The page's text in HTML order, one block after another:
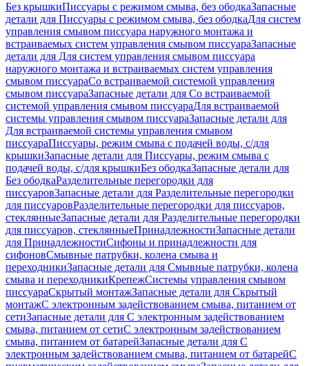
Без крышкиПиссуары с режимом смыва, без ободкаЗапасные
детали для Писсуары с режимом смыва, без ободкаДля систем
управления смывом писсуара наружного монтажа и
встраиваемых систем управления смывом писсуараЗапасные
детали для Для систем управления смывом писсуара
наружного монтажа и встраиваемых систем управления
смывом писсуараСо встраиваемой системой управления
смывом писсуараЗапасные детали для Со встраиваемой
системой управления смывом писсуараДля встраиваемой
системы управления смывом писсуараЗапасные детали для
Для встраиваемой системы управления смывом
писсуараПиссуары, режим смыва с подачей воды, с/для
крышкиЗапасные детали для Писсуары, режим смыва с
подачей воды, с/для крышкиБез ободкаЗапасные детали для
Без ободкаРазделительные перегородки для
писсуаровЗапасные детали для Разделительные перегородки
для писсуаровРазделительные перегородки для писсуаров,
стеклянныеЗапасные детали для Разделительные перегородки
для писсуаров, стеклянныеПринадлежностиЗапасные детали
для ПринадлежностиСифоны и принадлежности для
сифоновСмывные патрубки, колена смыва и
переходникиЗапасные детали для Смывные патрубки, колена
смыва и переходникиКрепежСистемы управления смывом
писсуараСкрытый монтажЗапасные детали для Скрытый
монтажС электронным задействованием смыва, питанием от
сетиЗапасные детали для С электронным задействованием
смыва, питанием от сетиС электронным задействованием
смыва, питанием от батарейЗапасные детали для С
электронным задействованием смыва, питанием от батарейС